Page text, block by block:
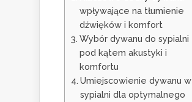
wpływające na tłumienie
dźwięków i komfort
Wybór dywanu do sypialni
pod kątem akustyki i
komfortu
Umiejscowienie dywanu w
sypialni dla optymalnego